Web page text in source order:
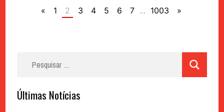
« 1 2 3 4 5 6 7 ... 1003 »
Últimas Notícias